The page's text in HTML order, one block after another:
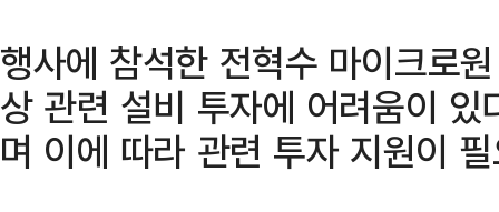
행사에 참석한 전혁수 마이크로
상 관련 설비 투자에 어려움이
며 이에 따라 관련 투자 지원이